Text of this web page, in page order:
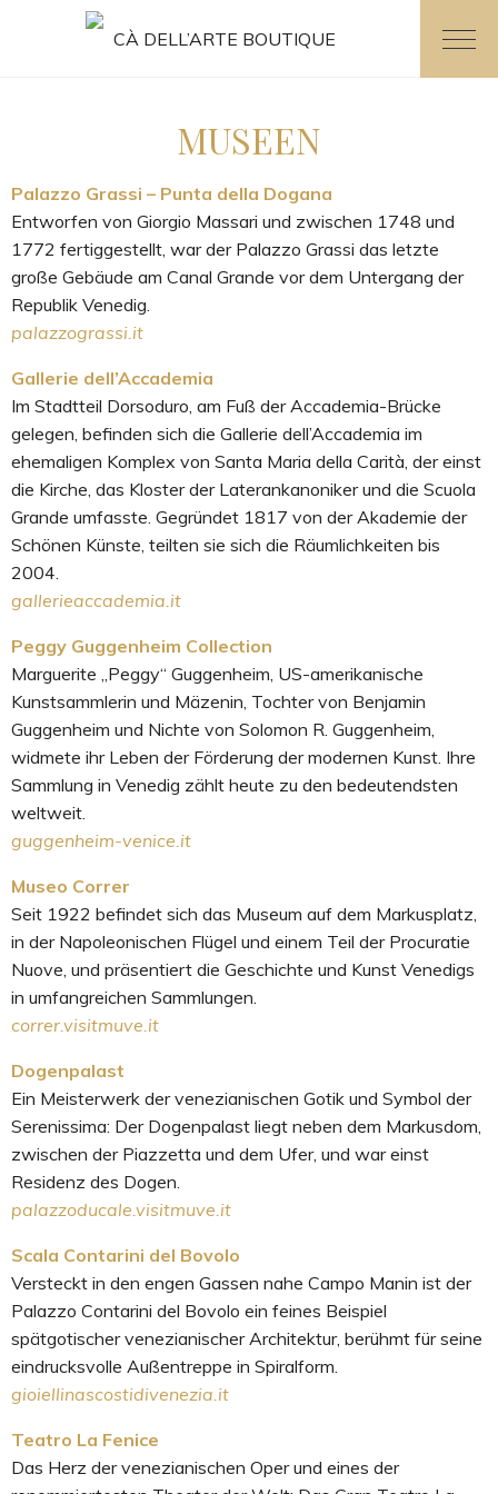
CÀ DELL’ARTE BOUTIQUE
MUSEEN
Palazzo Grassi – Punta della Dogana
Entworfen von Giorgio Massari und zwischen 1748 und
1772 fertiggestellt, war der Palazzo Grassi das letzte
große Gebäude am Canal Grande vor dem Untergang der
Republik Venedig.
palazzograssi.it
Gallerie dell’Accademia
Im Stadtteil Dorsoduro, am Fuß der Accademia-Brücke
gelegen, befinden sich die Gallerie dell’Accademia im
ehemaligen Komplex von Santa Maria della Carità, der einst
die Kirche, das Kloster der Laterankanoniker und die Scuola
Grande umfasste. Gegründet 1817 von der Akademie der
Schönen Künste, teilten sie sich die Räumlichkeiten bis
2004.
gallerieaccademia.it
Peggy Guggenheim Collection
Marguerite „Peggy“ Guggenheim, US-amerikanische
Kunstsammlerin und Mäzenin, Tochter von Benjamin
Guggenheim und Nichte von Solomon R. Guggenheim,
widmete ihr Leben der Förderung der modernen Kunst. Ihre
Sammlung in Venedig zählt heute zu den bedeutendsten
weltweit.
guggenheim-venice.it
Museo Correr
Seit 1922 befindet sich das Museum auf dem Markusplatz,
in der Napoleonischen Flügel und einem Teil der Procuratie
Nuove, und präsentiert die Geschichte und Kunst Venedigs
in umfangreichen Sammlungen.
correr.visitmuve.it
Dogenpalast
Ein Meisterwerk der venezianischen Gotik und Symbol der
Serenissima: Der Dogenpalast liegt neben dem Markusdom,
zwischen der Piazzetta und dem Ufer, und war einst
Residenz des Dogen.
palazzoducale.visitmuve.it
Scala Contarini del Bovolo
Versteckt in den engen Gassen nahe Campo Manin ist der
Palazzo Contarini del Bovolo ein feines Beispiel
spätgotischer venezianischer Architektur, berühmt für seine
eindrucksvolle Außentreppe in Spiralform.
gioiellinascostidivenezia.it
Teatro La Fenice
Das Herz der venezianischen Oper und eines der